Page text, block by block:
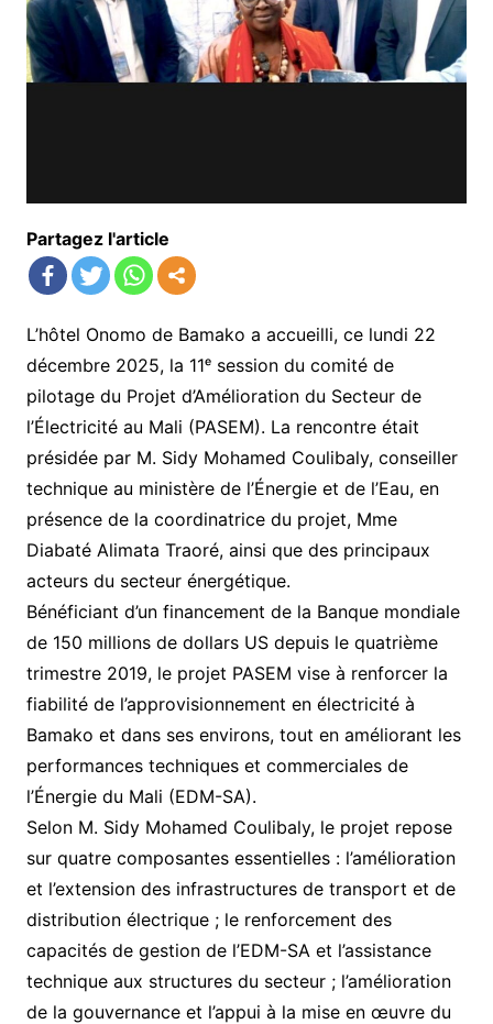
Partagez l'article
L’hôtel Onomo de Bamako a accueilli, ce lundi 22
décembre 2025, la 11ᵉ session du comité de
pilotage du Projet d’Amélioration du Secteur de
l’Électricité au Mali (PASEM). La rencontre était
présidée par M. Sidy Mohamed Coulibaly, conseiller
technique au ministère de l’Énergie et de l’Eau, en
présence de la coordinatrice du projet, Mme
Diabaté Alimata Traoré, ainsi que des principaux
acteurs du secteur énergétique.
Bénéficiant d’un financement de la Banque mondiale
de 150 millions de dollars US depuis le quatrième
trimestre 2019, le projet PASEM vise à renforcer la
fiabilité de l’approvisionnement en électricité à
Bamako et dans ses environs, tout en améliorant les
performances techniques et commerciales de
l’Énergie du Mali (EDM-SA).
Selon M. Sidy Mohamed Coulibaly, le projet repose
sur quatre composantes essentielles : l’amélioration
et l’extension des infrastructures de transport et de
distribution électrique ; le renforcement des
capacités de gestion de l’EDM-SA et l’assistance
technique aux structures du secteur ; l’amélioration
de la gouvernance et l’appui à la mise en œuvre du